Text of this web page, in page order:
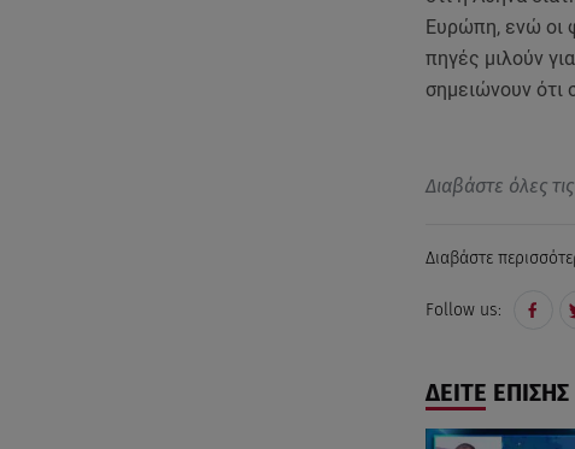
Ευρώπη, ενώ οι
πηγές μιλούν
σημειώνουν ότι
Διαβάστε όλες τις
Διαβάστε
Follow us:
ΔΕΙΤΕ ΕΠΙΣΗΣ